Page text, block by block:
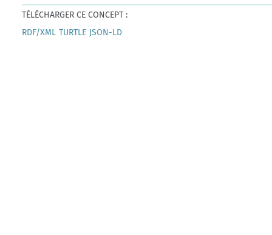
TÉLÉCHARGER CE CONCEPT :
RDF/XML TURTLE JSON-LD